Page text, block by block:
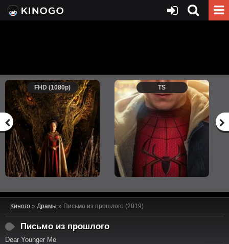
FHD (1080p) TS
Киного » Драмы » Письмо из прошлого (2019)
Письмо из прошлого
Dear Younger Me